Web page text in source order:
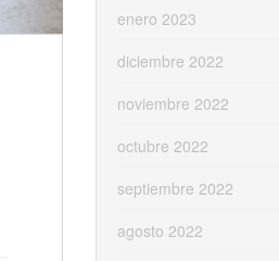
enero 2023
diciembre 2022
noviembre 2022
octubre 2022
septiembre 2022
agosto 2022